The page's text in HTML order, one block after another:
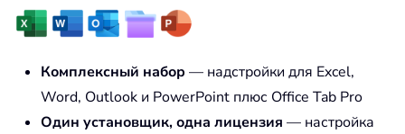
Комплексный набор — надстройки для Excel,
Word, Outlook и PowerPoint плюс Office Tab Pro
Один установщик, одна лицензия — настройка